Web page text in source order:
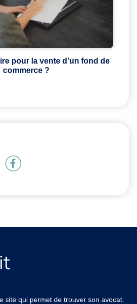
pour la vente d’un fond de
commerce ?
site qui permet de trouver son avocat.